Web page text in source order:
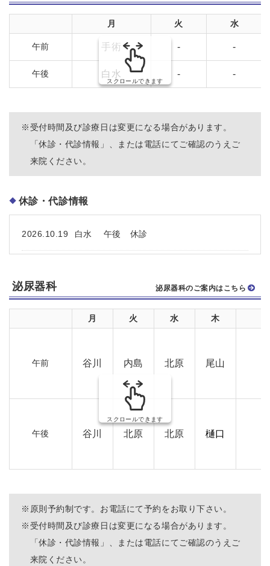
原田 午前 休診
原田 午後 休診
2026.10.02 大倉 午後 休診
2026.10.15 原田 午後 休診
月 火 水
午前 手術 - -
午後 白水 - -
スクロールできます
※受付時間及び診療日は変更になる場合があります。
「休診・代診情報」、または電話にてご確認のうえご
来院ください。
休診・代診情報
2026.10.19 白水 午後 休診
泌尿器科 泌尿器科のご案内はこちら
月 火 水 木
午前 谷川 内島 北原 尾山
午後 谷川 北原 北原 樋口
スクロールできます
※ 原則予約制です。お電話にて予約をお取り下さい。
※受付時間及び診療日は変更になる場合があります。
「休診・代診情報」、または電話にてご確認のうえご
来院ください。